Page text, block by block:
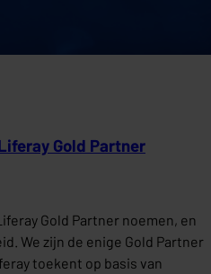
Gold Partner
Gold Partner noemen, en
We zijn de enige Gold Partner
toekent op basis van